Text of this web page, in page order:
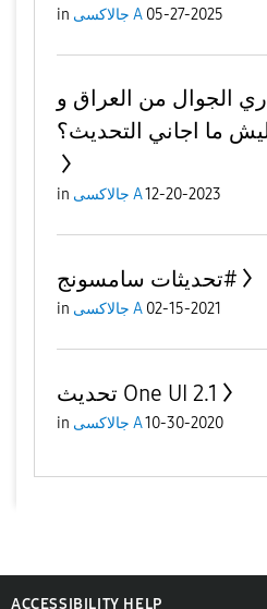
in جالاكسى A 05-27-2025
الجوال من العراق و
ما اجاني التحديث؟
in جالاكسى A12-20-2023
تحديثات سامسونج#
in جالاكسى A 02-15-2021
تحديث One UI 2.1
in جالاكسى A10-30-2020
ACCESSIBILITY HELP